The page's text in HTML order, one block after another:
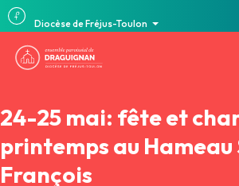
Diocèse de Fréjus-Toulon
24-25 mai: fête et
printemps au
François